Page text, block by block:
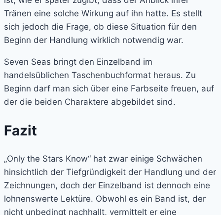
Tränen eine solche Wirkung auf ihn hatte. Es stellt
sich jedoch die Frage, ob diese Situation für den
Beginn der Handlung wirklich notwendig war.
Seven Seas bringt den Einzelband im
handelsüblichen Taschenbuchformat heraus. Zu
Beginn darf man sich über eine Farbseite freuen, auf
der die beiden Charaktere abgebildet sind.
Fazit
„Only the Stars Know“ hat zwar einige Schwächen
hinsichtlich der Tiefgründigkeit der Handlung und der
Zeichnungen, doch der Einzelband ist dennoch eine
lohnenswerte Lektüre. Obwohl es ein Band ist, der
nicht unbedingt nachhallt, vermittelt er eine